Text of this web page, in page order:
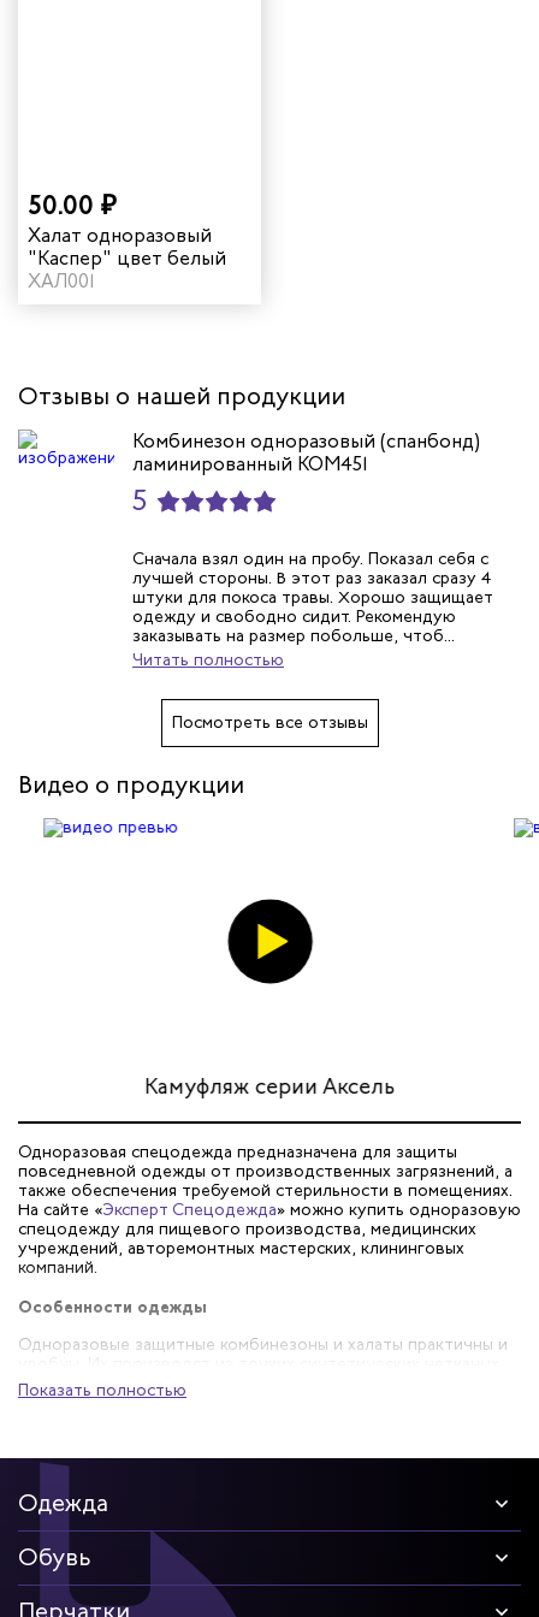
50.00 ₽
Халат одноразовый
"Каспер" цвет белый
ХАЛ001
Отзывы о нашей продукции
Комбинезон одноразовый (спанбонд)
ламинированный КОМ451
5
Сначала взял один на пробу. Показал себя с
лучшей стороны. В этот раз заказал сразу 4
штуки для покоса травы. Хорошо защищает
одежду и свободно сидит. Рекомендую
заказывать на размер побольше, чтоб...
Читать полностью
Посмотреть все отзывы
Видео о продукции
Камуфляж серии Аксель
Одноразовая спецодежда предназначена для защиты
повседневной одежды от производственных загрязнений, а
также обеспечения требуемой стерильности в помещениях.
На сайте «Эксперт Спецодежда» можно купить одноразовую
спецодежду для пищевого производства, медицинских
учреждений, авторемонтных мастерских, клининговых
компаний.
Особенности одежды
Одноразовые защитные комбинезоны и халаты практичны и
материалов, имеющих легкий вес и не вызывающих
аллергию. В ассортименте компании представлен такой
Влагонепроницаемые рабочие комбинезоны из винила,
Модели из дышащих материалов – спанбонда,
микропористого многослойного текстиля.
Защитные комбинезоны с капюшоном для маляров (для
выполнение покрасочных работ), слесарей по ремонту
автомобилей.
Халаты сотрудников предприятий общественного
Показать полностью
Одежда
Обувь